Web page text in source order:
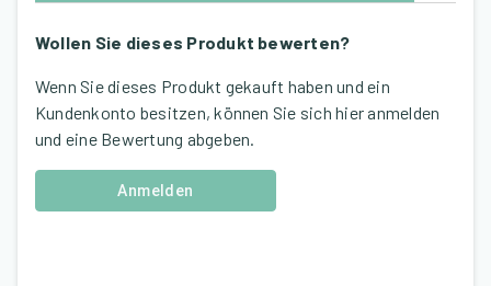
Wollen Sie dieses Produkt bewerten?
Wenn Sie dieses Produkt gekauft haben und ein
Kundenkonto besitzen, können Sie sich hier anmelden
und eine Bewertung abgeben.
Anmelden